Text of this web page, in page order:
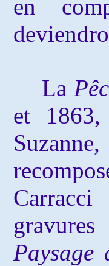
en
La
et 1863,
Paysage